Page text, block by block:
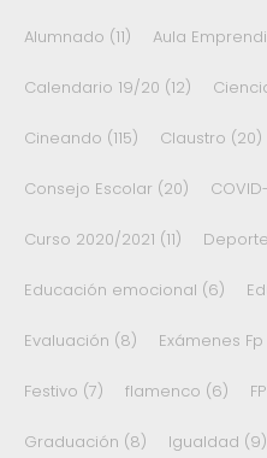
Alumnado (11) Aula
Calendario 19/20 (12)
Cineando (115) Claustro (20)
Consejo Escolar (20)
Curso 2020/2021 (11)
Educación emocional (6)
Evaluación (8) Exámenes
Festivo (7) flamenco (6) FP
Graduación (8) Igualdad (9)